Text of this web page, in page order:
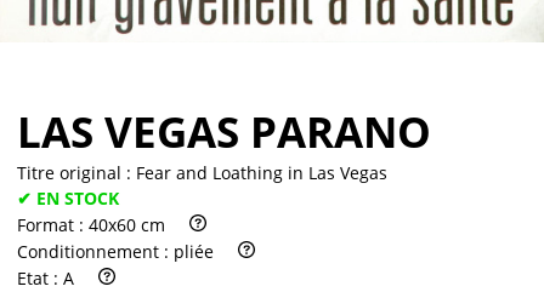
LAS VEGAS PARANO
Titre original : Fear and Loathing in Las Vegas
✔ EN STOCK
Format : 40x60 cm
Conditionnement : pliée
Etat : A